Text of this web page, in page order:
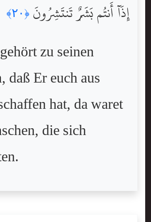
إِذَآ أَنتُم بَشَرٌۭ تَنتَشِرُونَ ﴿٢٠﴾
zu seinen
daß Er euch aus
hat, da waret
die sich